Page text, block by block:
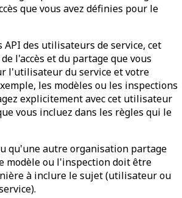
que vous avez définies pour le
API des utilisateurs de service, cet
l'accès et du partage que vous
l'utilisateur du service et votre
les modèles ou les inspections
explicitement avec cet utilisateur
vous incluez dans les règles qui le
qu'une autre organisation partage
modèle ou l'inspection doit être
à inclure le sujet (utilisateur ou